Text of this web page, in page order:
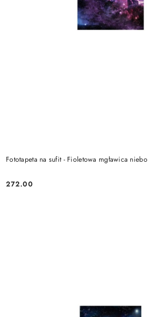
Fototapeta na sufit - Fioletowa mgławica niebo
Cena:
272.00